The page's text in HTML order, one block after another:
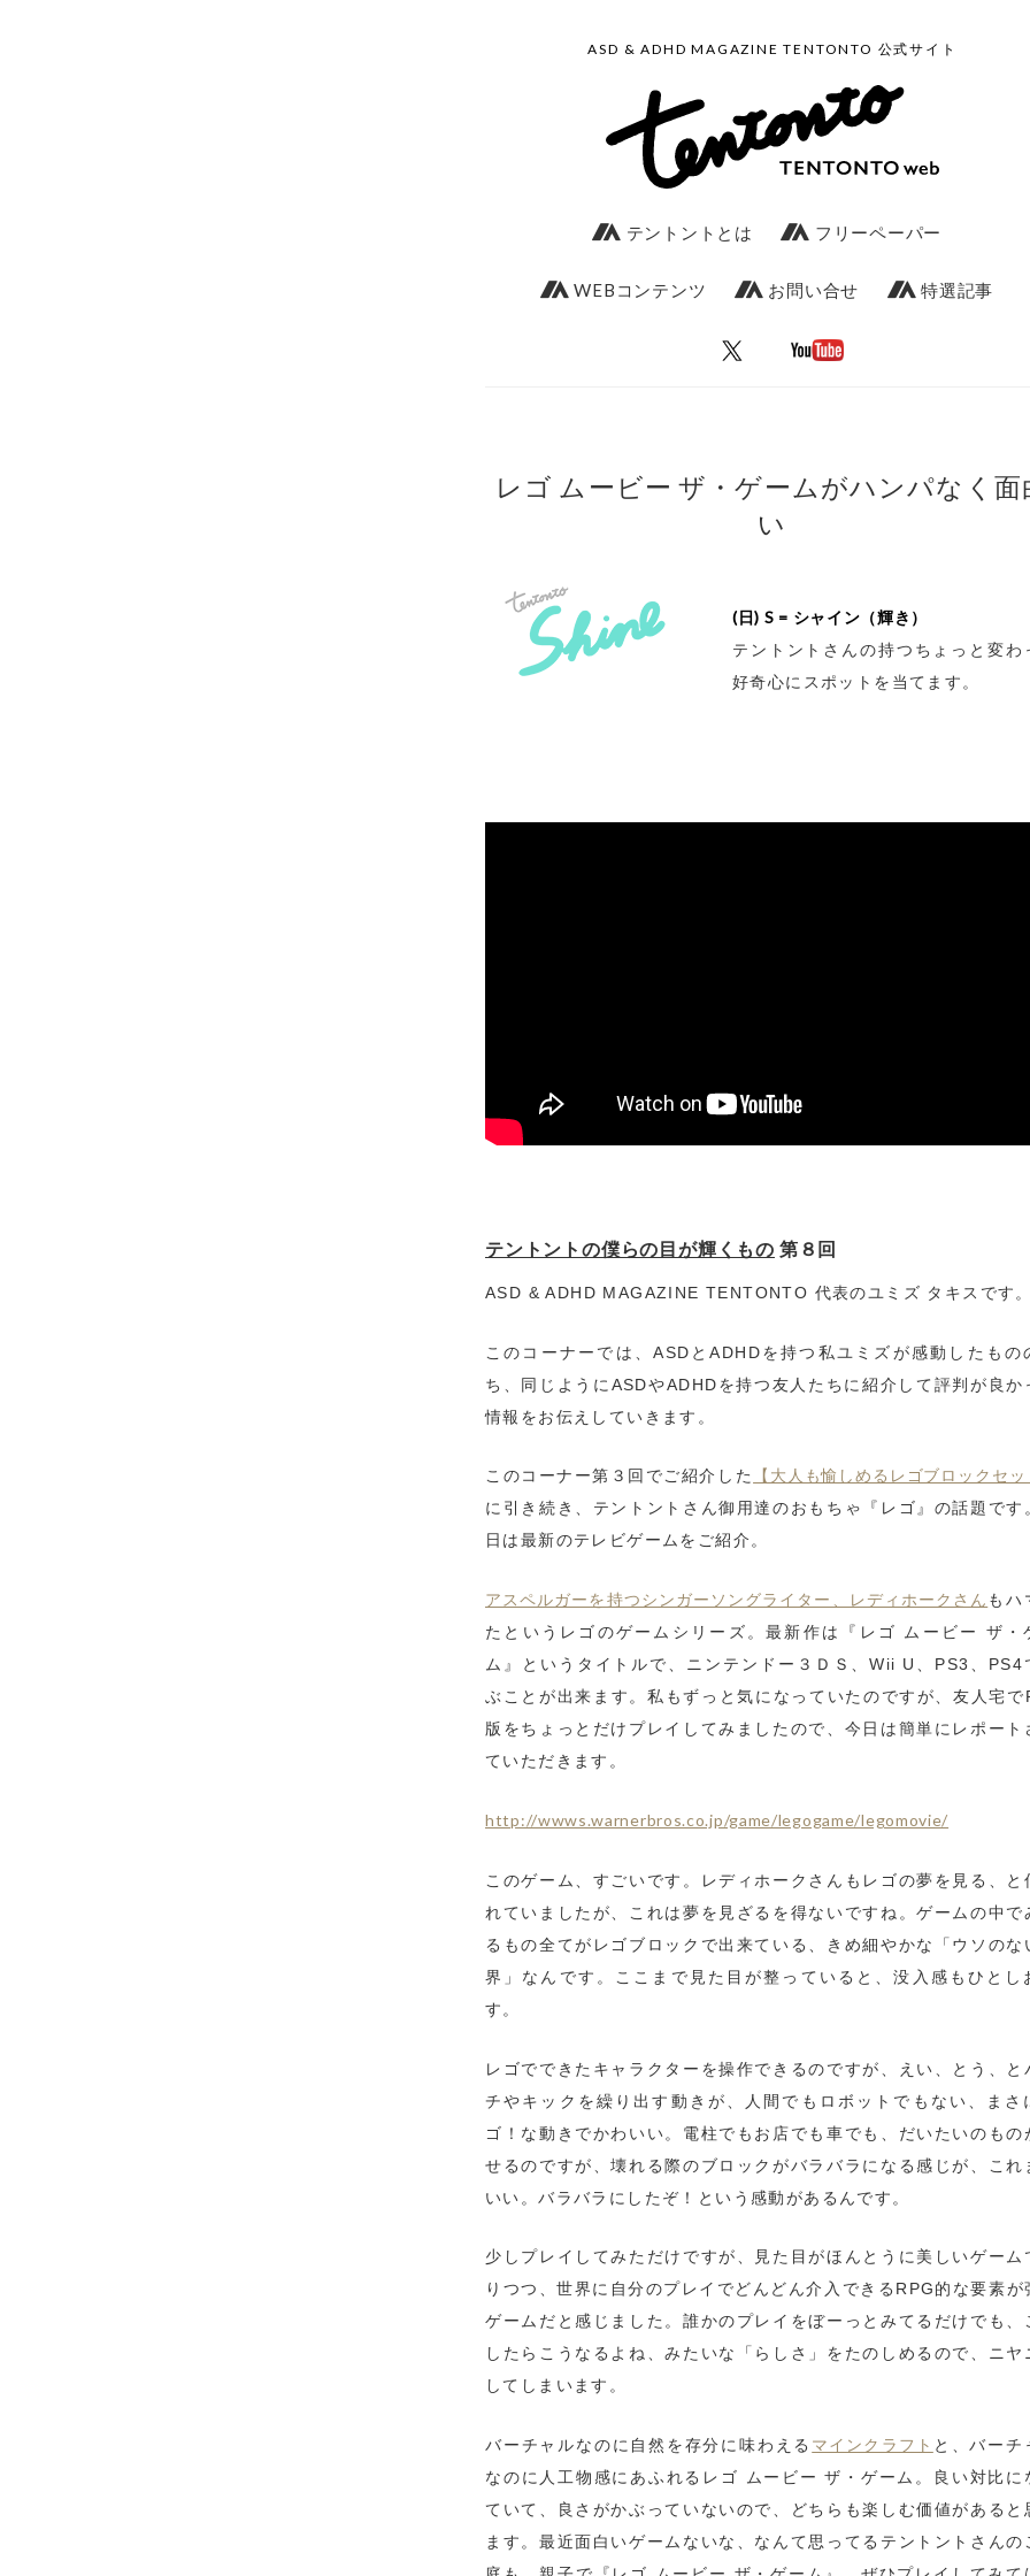
ASD & ADHD MAGAZINE TENTONTO 公式サイト
テントントとは フリーペーパー
WEBコンテンツ お問い合せ 特選記事
レゴ ムービー ザ・ゲームがハンパなく面
い
(日) S = シャイン（輝き）
テントントさんの持つちょっと変わ
好奇心にスポットを当てます。
テントントの僕らの目が輝くもの 第８回
ASD & ADHD MAGAZINE TENTONTO 代表のユミズ タキスです
このコーナーでは、ASDとADHDを持つ私ユミズが感動したもの
ち、同じようにASDやADHDを持つ友人たちに紹介して評判が良か
情報をお伝えしていきます。
このコーナー第３回でご紹介した 【大人も愉しめるレゴブロックセ
に引き続き、テントントさん御用達のおもちゃ『レゴ』の話題です
日は最新のテレビゲームをご紹介。
アスペルガーを持つシンガーソングライター、レディホークさん もハ
たというレゴのゲームシリーズ。最新作は『レゴ ムービー ザ・
ム』というタイトルで、ニンテンドー３ＤＳ、Wii U、PS3、PS4
ぶことが出来ます。私もずっと気になっていたのですが、友人宅で
版をちょっとだけプレイしてみましたので、今日は簡単にレポート
ていただきます。
http://wwws.warnerbros.co.jp/game/legogame/legomovie/
このゲーム、すごいです。レディホークさんもレゴの夢を見る、と
れていましたが、これは夢を見ざるを得ないですね。ゲームの中で
るもの全てがレゴブロックで出来ている、きめ細やかな「ウソのな
界」なんです。ここまで見た目が整っていると、没入感もひとし
す。
レゴでできたキャラクターを操作できるのですが、えい、とう、と
チやキックを繰り出す動きが、人間でもロボットでもない、まさ
ゴ！な動きでかわいい。電柱でもお店でも車でも、だいたいのもの
せるのですが、壊れる際のブロックがバラバラになる感じが、これ
いい。バラバラにしたぞ！という感動があるんです。
少しプレイしてみただけですが、見た目がほんとうに美しいゲーム
りつつ、世界に自分のプレイでどんどん介入できるRPG的な要素が
ゲームだと感じました。誰かのプレイをぼーっとみてるだけでも、
したらこうなるよね、みたいな「らしさ」をたのしめるので、ニヤ
してしまいます。
バーチャルなのに自然を存分に味わえる マインクラフト と、バーチ
なのに人工物感にあふれるレゴ ムービー ザ・ゲーム。良い対比に
ていて、良さがかぶっていないので、どちらも楽しむ価値があると
ます。最近面白いゲームないな、なんて思ってるテントントさんの